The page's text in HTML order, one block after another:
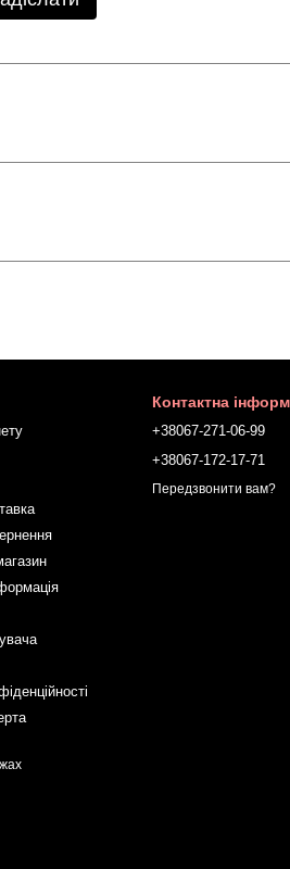
Контактна
+38067-271-06-99
+38067-172-17-71
Передзвонити вам?